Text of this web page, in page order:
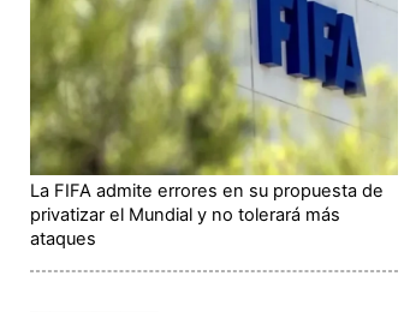
La FIFA admite errores en su propuesta de
privatizar el Mundial y no tolerará más
ataques